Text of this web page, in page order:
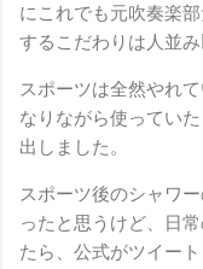
にこれでも元吹奏楽
するこだわりは人並み
スポーツは全然やれ
なりながら使ってい
出しました。
スポーツ後のシャワ
ったと思うけど、日
たら、公式がツイート